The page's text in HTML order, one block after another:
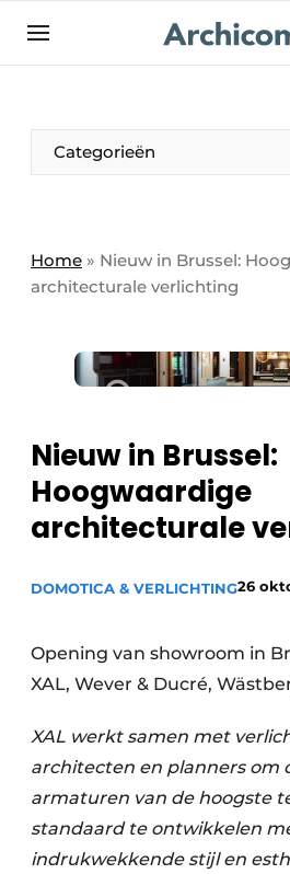
NL be-FR
Categorieën
Home » Nieuw in Brussel:
architecturale verlichting
Nieuw in Brussel:
Hoogwaardige
architecturale
DOMOTICA & VERLICHTING26
Opening van showroom in
XAL, Wever & Ducré,
XAL werkt samen met
architecten en planners om
armaturen van de hoogste
standaard te ontwikkelen
indrukwekkende stijl en